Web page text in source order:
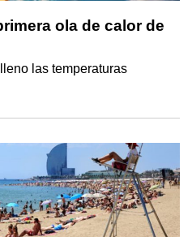
ola de calor de
las temperaturas